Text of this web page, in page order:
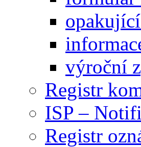
výroční
Registr
ISP –
Registr